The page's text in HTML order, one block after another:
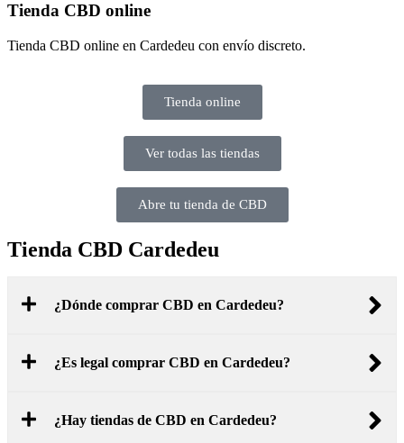
Tienda CBD online
Tienda CBD online en Cardedeu con envío discreto.
Tienda online
Ver todas las tiendas
Abre tu tienda de CBD
Tienda CBD Cardedeu
¿Dónde comprar CBD en Cardedeu?
¿Es legal comprar CBD en Cardedeu?
¿Hay tiendas de CBD en Cardedeu?